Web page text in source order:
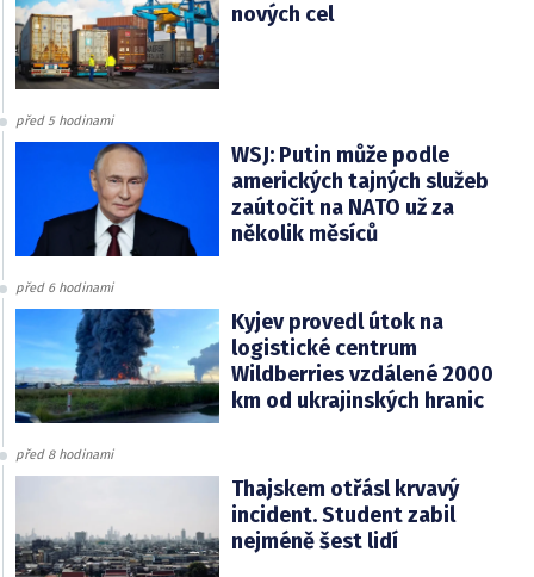
nových cel
před 5 hodinami
WSJ: Putin může podle
amerických tajných služeb
zaútočit na NATO už za
několik měsíců
před 6 hodinami
Kyjev provedl útok na
logistické centrum
Wildberries vzdálené 2000
km od ukrajinských hranic
před 8 hodinami
Thajskem otřásl krvavý
incident. Student zabil
nejméně šest lidí